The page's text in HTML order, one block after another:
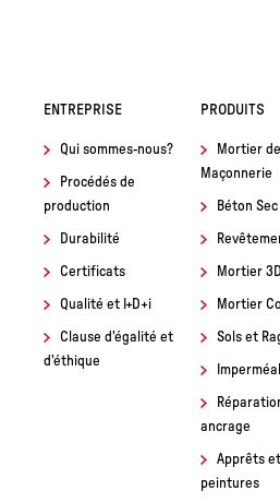
ENTREPRISE
Qui sommes-nous?
Procédés de
production
Durabilité
Certificats
Qualité et I+D+i
Clause d'égalité et
d'éthique
PRODUITS
Mortier de
Maçonnerie
Béton Sec
Mortier 3D
Mortier
Sols et
ancrage
Apprêts et
peintures